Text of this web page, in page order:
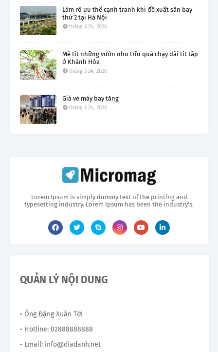
Làm rõ ưu thế cạnh tranh khi đề xuất sân bay
thứ 2 tại Hà Nội
tháng 3 24, 2026
Mê tít những vườn nho trĩu quả chạy dài tít tắp
ở Khánh Hòa
tháng 3 24, 2026
Giá vé máy bay tăng
tháng 3 24, 2026
Lorem Ipsum is simply dummy text of the printing and
typesetting industry. Lorem Ipsum has been the industry's.
QUẢN LÝ NỘI DUNG
• Ông Đặng Xuân Tới
• Hotline: 02888888888
• Email: info@diadanh.net